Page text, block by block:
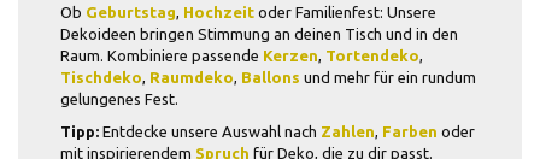
Ob Geburtstag, Hochzeit oder Familienfest: Unsere
Dekoideen bringen Stimmung an deinen Tisch und in den
Raum. Kombiniere passende Kerzen, Tortendeko,
Tischdeko, Raumdeko, Ballons und mehr für ein rundum
gelungenes Fest.
Tipp: Entdecke unsere Auswahl nach Zahlen, Farben oder
mit inspirierendem Spruch für Deko, die zu dir passt.